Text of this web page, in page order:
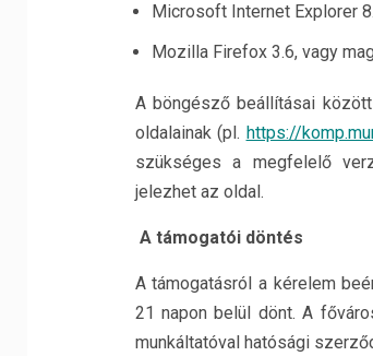
Microsoft Internet Explorer
Mozilla Firefox 3.6, vagy
A böngésző beállításai
oldalainak (pl. https://
szükséges a megfelelő
jelezhet az oldal.
A támogatói döntés
A támogatásról a kérelem
21 napon belül dönt. A
munkáltatóval hatósági